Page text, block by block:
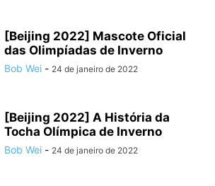
[Beijing 2022] Mascote Oficial
das Olimpíadas de Inverno
Bob Wei - 24 de janeiro de 2022
[Beijing 2022] A História da
Tocha Olímpica de Inverno
Bob Wei - 24 de janeiro de 2022